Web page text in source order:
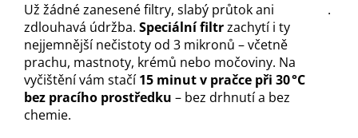
Už žádné zanesené filtry, slabý průtok ani
zdlouhavá údržba. Speciální filtrzachytí i ty
nejjemnější nečistoty od 3 mikronů – včetně
prachu, mastnoty, krémů nebo močoviny. Na
vyčištění vám stačí15 minut v pračce při 30 °C
bez pracího prostředku – bez drhnutí a bez
chemie.
.